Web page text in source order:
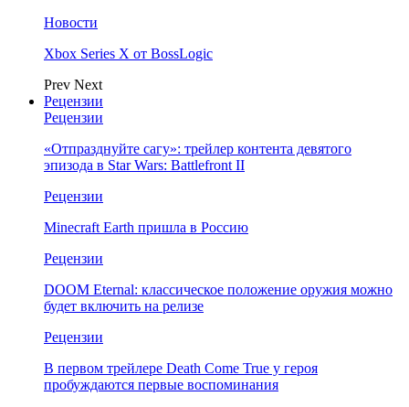
Новости
Xbox Series X от BossLogic
Prev Next
Рецензии
Рецензии
«Отпразднуйте сагу»: трейлер контента девятого
эпизода в Star Wars: Battlefront II
Рецензии
Minecraft Earth пришла в Россию
Рецензии
DOOM Eternal: классическое положение оружия можно
будет включить на релизе
Рецензии
В первом трейлере Death Come True у героя
пробуждаются первые воспоминания